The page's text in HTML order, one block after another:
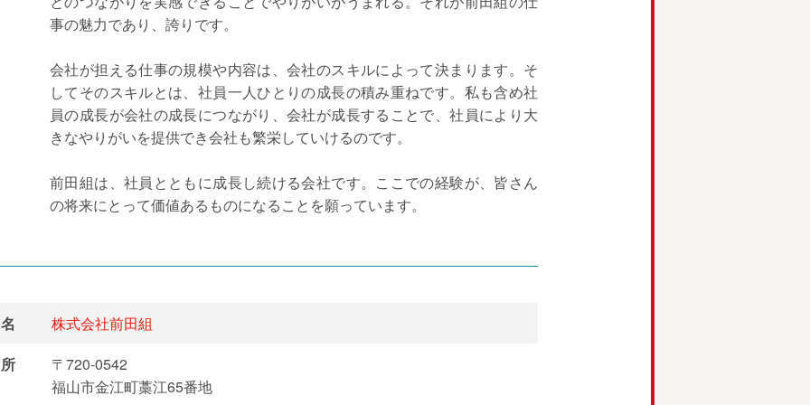
事の魅力であり、誇りです。
会社が担える仕事の規模や内容は、会社のスキルによって決まります。そ
してそのスキルとは、社員一人ひとりの成長の積み重ねです。私も含め社
員の成長が会社の成長につながり、会社が成長することで、社員により大
きなやりがいを提供でき会社も繁栄していけるのです。
前田組は、社員とともに成長し続ける会社です。ここでの経験が、皆さん
の将来にとって価値あるものになることを願っています。
株式会社前田組
〒720-0542
福山市金江町藁江65番地